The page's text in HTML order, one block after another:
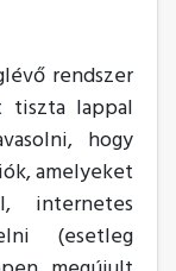
rendszer
tiszta lappal
hogy
amelyeket
internetes
(esetleg